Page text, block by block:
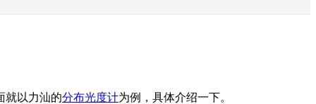
就以力汕的分布光度计为例，具体介绍一下。